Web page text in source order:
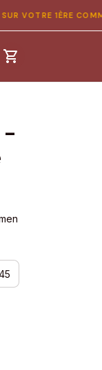
1ÈRE COMMANDE